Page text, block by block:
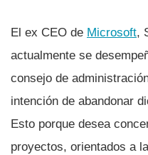
El ex CEO de Microsoft,
actualmente se
consejo de
intención de abandonar
Esto porque desea
proyectos, orientados a